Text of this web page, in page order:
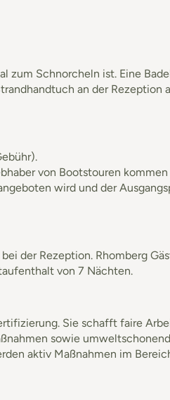
zum Schnorcheln ist. Eine
an der Rezeption
von Bootstouren
wird und der
der Rezeption. Rhomberg
von 7 Nächten.
Sie schafft faire
sowie
aktiv Maßnahmen im